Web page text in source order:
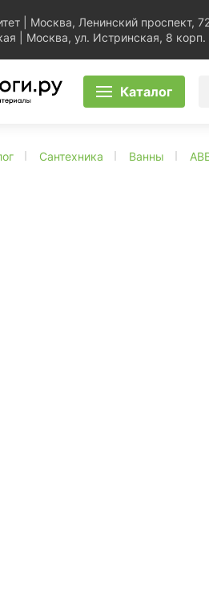
| Москва, Ленинский проспект,
| Москва, ул. Истринская, 8 корп.
Каталог
Сантехника Ванны